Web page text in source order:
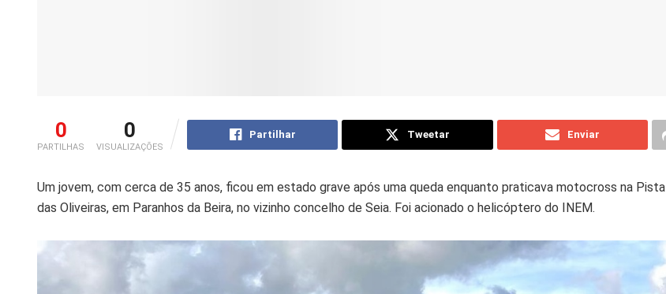
0
PARTILHAS
0
VISUALIZAÇÕES
Partilhar Tweetar Enviar
Um jovem, com cerca de 35 anos, ficou em estado grave após uma queda enquanto praticava motocross na Pista
das Oliveiras, em Paranhos da Beira, no vizinho concelho de Seia. Foi acionado o helicóptero do INEM.